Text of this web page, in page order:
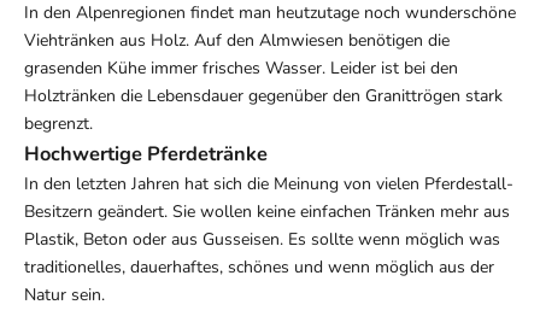
In den Alpenregionen findet man heutzutage noch wunderschöne
Viehtränken aus Holz. Auf den Almwiesen benötigen die
grasenden Kühe immer frisches Wasser. Leider ist bei den
Holztränken die Lebensdauer gegenüber den Granittrögen stark
begrenzt.
Hochwertige Pferdetränke
In den letzten Jahren hat sich die Meinung von vielen Pferdestall-
Besitzern geändert. Sie wollen keine einfachen Tränken mehr aus
Plastik, Beton oder aus Gusseisen. Es sollte wenn möglich was
traditionelles, dauerhaftes, schönes und wenn möglich aus der
Natur sein.